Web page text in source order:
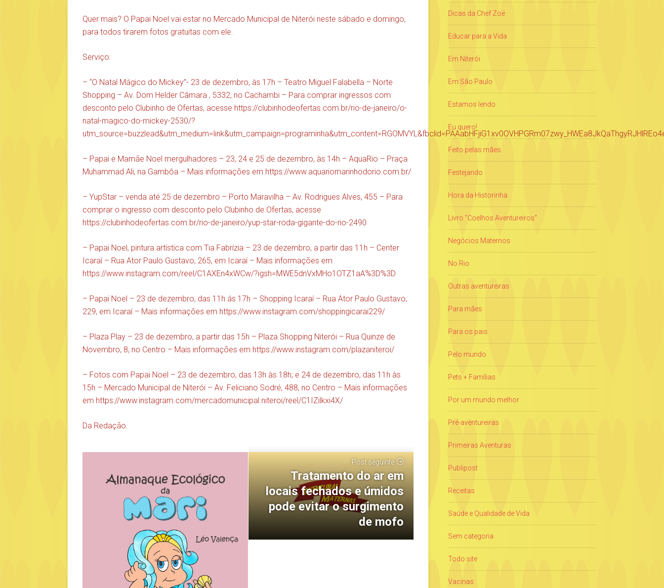
Quer mais? O Papai Noel vai estar no Mercado Municipal de Niterói neste sábado e domingo,
para todos tirarem fotos gratuitas com ele.
Serviço:
– “O Natal Mágico do Mickey”- 23 de dezembro, às 17h – Teatro Miguel Falabella – Norte
Shopping – Av. Dom Helder Câmara , 5332, no Cachambi – Para comprar ingressos com
desconto pelo Clubinho de Ofertas, acesse https://clubinhodeofertas.com.br/rio-de-janeiro/o-
natal-magico-do-mickey-2530/?
– Papai e Mamãe Noel mergulhadores – 23, 24 e 25 de dezembro, às 14h – AquaRio – Praça
Muhammad Ali, na Gambôa – Mais informações em https://www.aquariomarinhodorio.com.br/
– YupStar – venda até 25 de dezembro – Porto Maravilha – Av. Rodrigues Alves, 455 – Para
comprar o ingresso com desconto pelo Clubinho de Ofertas, acesse
https://clubinhodeofertas.com.br/rio-de-janeiro/yup-star-roda-gigante-do-rio-2490
– Papai Noel, pintura artística com Tia Fabrízia – 23 de dezembro, a partir das 11h – Center
Icaraí – Rua Ator Paulo Gustavo, 265, em Icaraí – Mais informações em
https://www.instagram.com/reel/C1AXEn4xWCw/?igsh=MWE5dnVxMHo1OTZ1aA%3D%3D
– Papai Noel – 23 de dezembro, das 11h ás 17h – Shopping Icaraí – Rua Ator Paulo Gustavo,
229, em Icaraí – Mais informações em https://www.instagram.com/shoppingicarai229/
– Plaza Play – 23 de dezembro, a partir das 15h – Plaza Shopping Niterói – Rua Quinze de
Novembro, 8, no Centro – Mais informações em https://www.instagram.com/plazaniteroi/
– Fotos com Papai Noel – 23 de dezembro, das 13h às 18h; e 24 de dezembro, das 11h às
15h – Mercado Municipal de Niterói – Av. Feliciano Sodré, 488, no Centro – Mais informações
em https://www.instagram.com/mercadomunicipal.niteroi/reel/C1IZilkxi4X/
Da Redação.
Post seguinte
Tratamento do ar em
locais fechados e úmidos
pode evitar o surgimento
de mofo
Dicas da Chef Zoë
Educar para a Vida
Em Niterói
Em São Paulo
Estamos lendo
Eu quero!
Feito pelas mães
Festejando
Hora da Historinha
Livro "Coelhos Aventureiros"
Negócios Maternos
No Rio
Outras aventureiras
Para mães
Para os pais
Pelo mundo
Pets + Famílias
Por um mundo melhor
Pré-aventureiras
Primeiras Aventuras
Publipost
Receitas
Saúde e Qualidade de Vida
Sem categoria
Todo site
Vacinas